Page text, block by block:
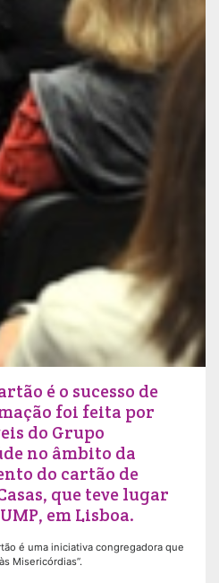
é o sucesso de
foi feita por
do Grupo
no âmbito da
do cartão de
que teve lugar
em Lisboa.
é uma iniciativa congregadora que
Misericórdias”.